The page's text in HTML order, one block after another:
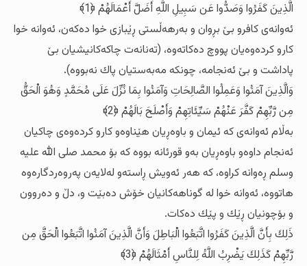
الَّذِينَ كَفَرُوا وَصَدُّوا عَن سَبِيلِ اللَّهِ أَضَلَّ أَعْمَالَهُمْ ﴿1﴾
ئه‌وانه‌ی کافرو بێ بڕوان و به‌رهه‌ڵستی ڕێبازی خوا ده‌که‌ن، ئه‌وانه‌ خوا
کارو کرده‌وه‌یان پووچ ده‌کاته‌وه‌، (ته‌نانه‌ت چاکه‌کانیشیان بێ
پاداشت و بێ ئه‌نجامه‌، چونکه‌ مه‌به‌ستیان پاك نه‌بووه‌).
وَالَّذِينَ آمَنُوا وَعَمِلُوا الصَّالِحَاتِ وَآمَنُوا بِمَا نُزِّلَ عَلَى مُحَمَّدٍ وَهُوَ الْحَقُّ
مِن رَّبِّهِمْ كَفَّرَ عَنْهُمْ سَيِّئَاتِهِمْ وَأَصْلَحَ بَالَهُمْ ﴿2﴾
به‌ڵام ئه‌وانه‌ی که‌ ئیمان و باوه‌ڕیان ‌هێناوه‌و کارو کرده‌وه‌ی چاکیان
ئه‌نجام داوه‌و باوه‌ڕیان به‌و قورئانه‌ بووه‌ که‌ بۆ محمد صلی الله‌ علیه‌
وسلم ڕه‌وانه‌ کراوه‌، که‌ هه‌ر ئه‌ویش ڕاسته‌و له‌لایه‌ن په‌روه‌ردگاره‌وه‌
هاتووه‌، ئه‌وانه‌ خوا له‌ گوناهه‌کانیان خۆش ده‌بێت و، دڵ و ده‌روون
و بۆچونیان ڕێك و پێك ده‌کات.
ذَلِكَ بِأَنَّ الَّذِينَ كَفَرُوا اتَّبَعُوا الْبَاطِلَ وَأَنَّ الَّذِينَ آمَنُوا اتَّبَعُوا الْحَقَّ مِن
رَّبِّهِمْ كَذَلِكَ يَضْرِبُ اللَّهُ لِلنَّاسِ أَمْثَالَهُمْ ﴿3﴾